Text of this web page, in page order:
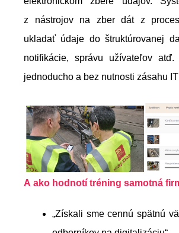
z nástrojov na zber dát z
ukladať údaje do štruktúrovanej
notifikácie, správu užívateľov
jednoducho a bez nutnosti zásahu
A ako hodnotí tréning samotná
„Získali sme cennú spätnú